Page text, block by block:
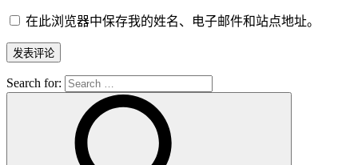
在此浏览器中保存我的姓名、电子邮件和站点地址。
Search for: